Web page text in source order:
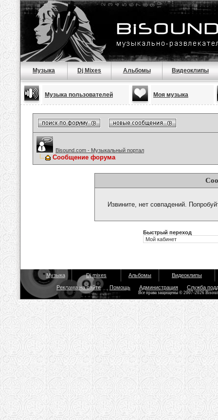
Музыка Dj Mixes Альбомы Видеоклипы
Музыка пользователей Моя музыка
Bisound.com - Музыкальный портал
Сообщение форума
Извините, нет совпадений.
Быстрый переход
Музыка Dj mixes Альбомы Видеоклипы
Реклама на сайте Помощь Администрация Служба
Все права защищены © 2007-2026